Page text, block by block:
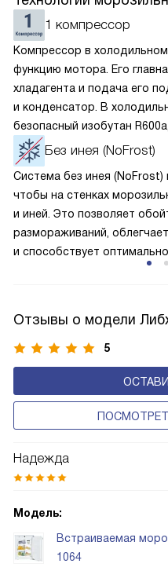
1 компрессор
Компрессор в
функцию мотора. Его
хладагента и подача его
и конденсатор. В
безопасный изобутан
окружающей среде.
по охладительному
лучше работает «мотор»
и быстрее происходит
меньше электроэнергии.
Без инея (NoFrost)
Система без инея (NoFrost)
чтобы на стенках
и иней. Это позволяет
размораживаний,
и способствует
камеры.
Отзывы о модели
5
Надежда
Модель:
Встраиваемая
1064